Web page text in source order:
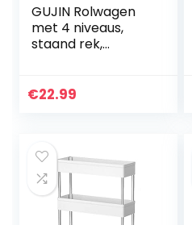
GUJIN Rolwagen
met 4 niveaus,
staand rek,
opbergorganizer
€22.99